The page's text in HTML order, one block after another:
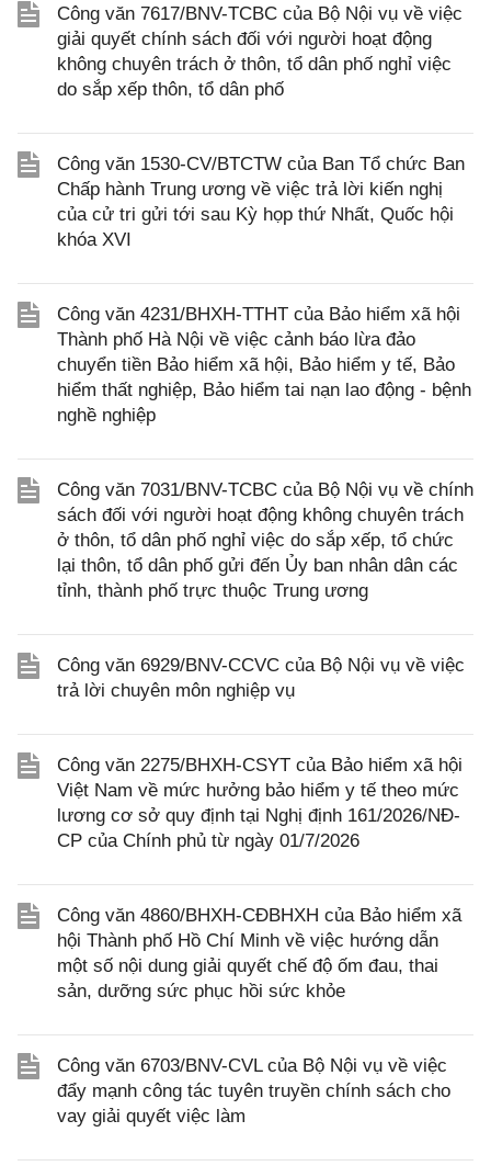
Công văn 7617/BNV-TCBC của Bộ Nội vụ về việc
giải quyết chính sách đối với người hoạt động
không chuyên trách ở thôn, tổ dân phố nghỉ việc
do sắp xếp thôn, tổ dân phố
Công văn 1530-CV/BTCTW của Ban Tổ chức Ban
Chấp hành Trung ương về việc trả lời kiến nghị
của cử tri gửi tới sau Kỳ họp thứ Nhất, Quốc hội
khóa XVI
Công văn 4231/BHXH-TTHT của Bảo hiểm xã hội
Thành phố Hà Nội về việc cảnh báo lừa đảo
chuyển tiền Bảo hiểm xã hội, Bảo hiểm y tế, Bảo
hiểm thất nghiệp, Bảo hiểm tai nạn lao động - bệnh
nghề nghiệp
Công văn 7031/BNV-TCBC của Bộ Nội vụ về chính
sách đối với người hoạt động không chuyên trách
ở thôn, tổ dân phố nghỉ việc do sắp xếp, tổ chức
lại thôn, tổ dân phố gửi đến Ủy ban nhân dân các
tỉnh, thành phố trực thuộc Trung ương
Công văn 6929/BNV-CCVC của Bộ Nội vụ về việc
trả lời chuyên môn nghiệp vụ
Công văn 2275/BHXH-CSYT của Bảo hiểm xã hội
Việt Nam về mức hưởng bảo hiểm y tế theo mức
lương cơ sở quy định tại Nghị định 161/2026/NĐ-
CP của Chính phủ từ ngày 01/7/2026
Công văn 4860/BHXH-CĐBHXH của Bảo hiểm xã
hội Thành phố Hồ Chí Minh về việc hướng dẫn
một số nội dung giải quyết chế độ ốm đau, thai
sản, dưỡng sức phục hồi sức khỏe
Công văn 6703/BNV-CVL của Bộ Nội vụ về việc
đẩy mạnh công tác tuyên truyền chính sách cho
vay giải quyết việc làm